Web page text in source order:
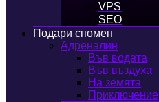
VPS
SEO
Подари спомен
Адреналин
Във водата
Във въздуха
На земята
Приключение